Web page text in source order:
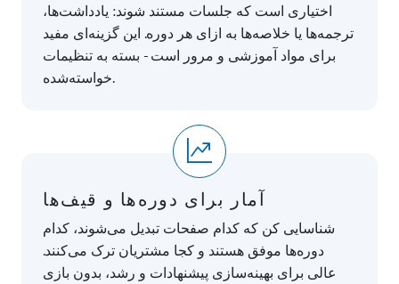
اختیاری است که جلسات مستند شوند: یادداشت‌ها،
ترجمه‌ها یا خلاصه‌ها به ازای هر دوره. این گزینه‌ای مفید
برای مواد آموزشی و مرور است - بسته به تنظیمات
خواسته‌شده.
آمار برای دوره‌ها و قیف‌ها
شناسایی کن که کدام صفحات تبدیل می‌شوند، کدام
دوره‌ها موفق هستند و کجا مشتریان ترک می‌کنند.
عالی برای بهینه‌سازی پیشنهادات و رشد، بدون بازی